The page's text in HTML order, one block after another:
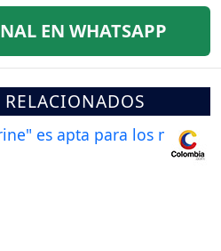
EN WHATSAPP